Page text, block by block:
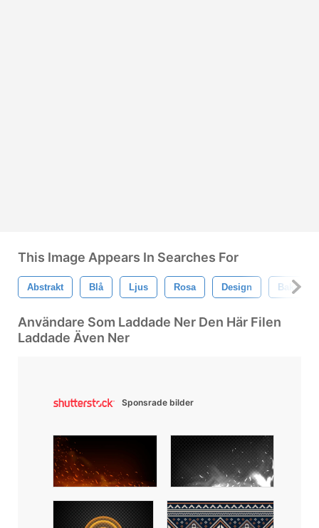
This Image Appears In Searches For
Abstrakt Blå Ljus Rosa Design
Användare Som Laddade Ner Den Här Filen
Laddade Även Ner
Sponsrade bilder